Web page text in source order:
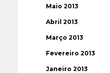
Maio 2013
Abril 2013
Março 2013
Fevereiro 2013
Janeiro 2013